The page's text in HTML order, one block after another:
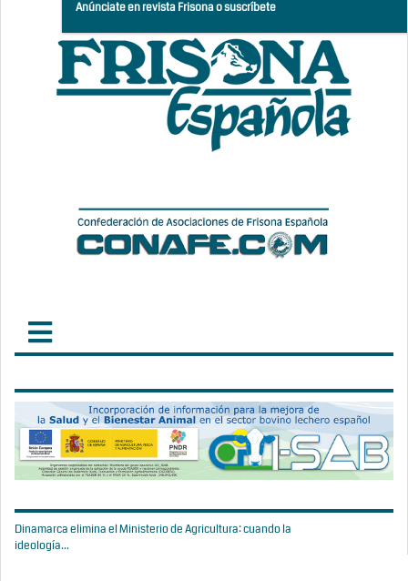
Anúnciate en revista Frisona o suscríbete
Dinamarca elimina el Ministerio de Agricultura: cuando la
ideología...